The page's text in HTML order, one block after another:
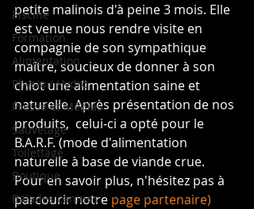
Piscine
Formation
Alimentation
Physio / Hydro
Presse et Médias
Sauvetage
Toilettage
Boutique
Balades canines
petite malinois d'à peine 3 mois. Elle
est venue nous rendre visite en
compagnie de son sympathique
maître, soucieux de donner à son
chiot une alimentation saine et
naturelle. Après présentation de nos
produits,  celui-ci a opté pour le
B.A.R.F. (mode d'alimentation
naturelle à base de viande crue.
Pour en savoir plus, n'hésitez pas à
parcourir notre page partenaire)